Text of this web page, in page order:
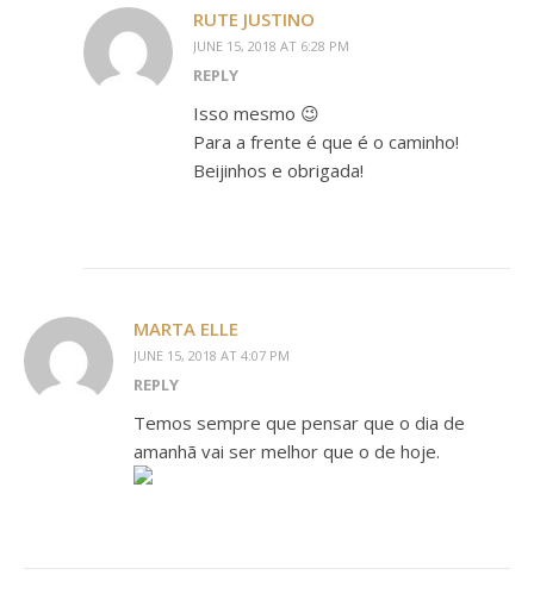
RUTE JUSTINO
JUNE 15, 2018 AT 6:28 PM
REPLY
Isso mesmo 😉
Para a frente é que é o caminho!
Beijinhos e obrigada!
MARTA ELLE
JUNE 15, 2018 AT 4:07 PM
REPLY
Temos sempre que pensar que o dia de
amanhã vai ser melhor que o de hoje.